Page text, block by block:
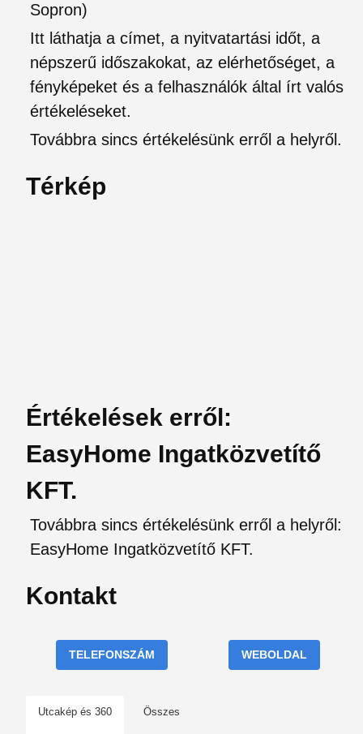
Sopron)
Itt láthatja a címet, a nyitvatartási időt, a
népszerű időszakokat, az elérhetőséget, a
fényképeket és a felhasználók által írt valós
értékeléseket.
Továbbra sincs értékelésünk erről a helyről.
Térkép
Értékelések erről:
EasyHome Ingatközvetítő
KFT.
Továbbra sincs értékelésünk erről a helyről:
EasyHome Ingatközvetítő KFT.
Kontakt
TELEFONSZÁM WEBOLDAL
Utcakép és 360 Összes